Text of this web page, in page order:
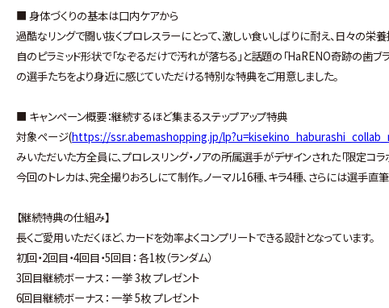
■ 身体づくりの基本は口内ケアから
過酷なリングで闘い抜くプロレスラーにとって、激しい食いしばりに耐え、日々の栄
自のピラミッド形状で「なぞるだけで汚れが落ちる」と話題の「HaRENO奇跡の歯
の選手たちをより身近に感じていただける特別な特典をご用意しました。
■ キャンペーン概要：継続するほど集まるステップアップ特典
対象ページ(https://ssr.abemashopping.jp/
みいただいた方全員に、プロレスリング・ノアの所属選手がデザインされた「限定コラ
今回のトレカは、完全撮りおろしにて制作。ノーマル16種、キラ4種、さらには選手
【継続特典の仕組み】
長くご愛用いただくほど、カードを効率よくコンプリートできる設計となっています。
初回・2回目・4回目・5回目： 各1枚（ランダム）
3回目継続ボーナス： 一挙 3枚 プレゼント
6回目継続ボーナス： 一挙 5枚 プレゼント